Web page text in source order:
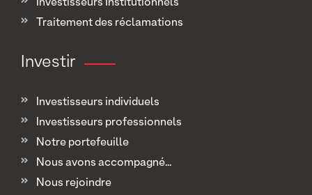
Investisseurs Institutionnels
Traitement des réclamations
Investir
Investisseurs individuels
Investisseurs professionnels
Notre portefeuille
Nous avons accompagné...
Nous rejoindre